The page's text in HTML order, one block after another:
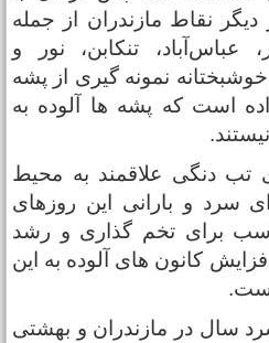
نقاط مازندران از جمله
تنکابن، نور و
نمونه گیری از پشه
است که پشه ها آلوده به
دنگی علاقمند به محیط
و بارانی این روزهای
برای تخم گذاری و رشد
کانون های آلوده به این
سال در مازندران و بهشتی